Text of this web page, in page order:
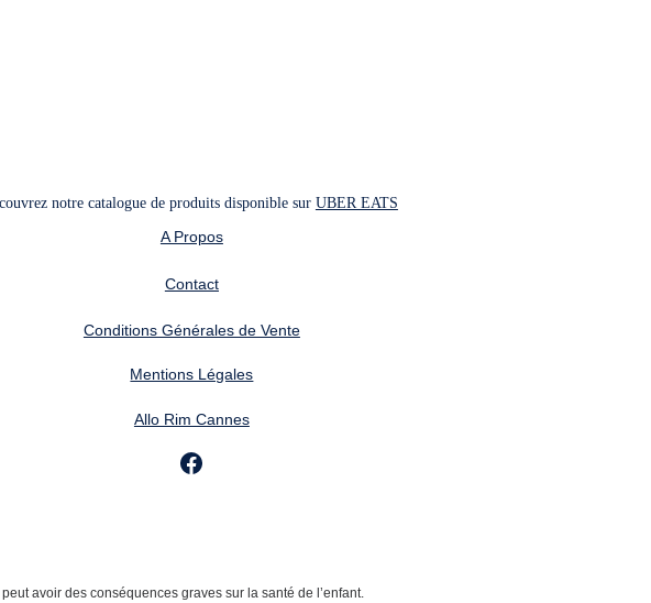
Contact
A Propos
avoir des conséquences graves sur la santé de l’enfant.
Conditions Générales de Vente
Mentions Légales
Allo Rim Cannes
notre catalogue de produits disponible sur UBER EATS